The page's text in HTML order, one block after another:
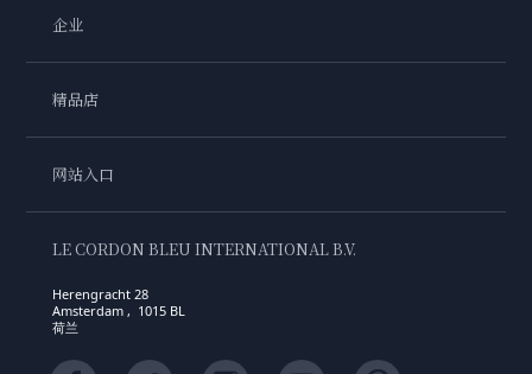
企业
精品店
网站入口
LE CORDON BLEU INTERNATIONAL B.V.
Herengracht 28
Amsterdam , 1015 BL
荷兰